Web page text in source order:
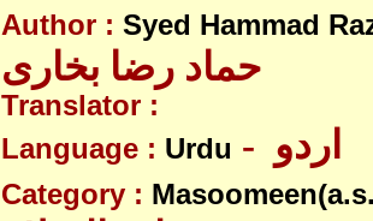
Author : Syed Hammad
حماد رضا بخاری
Translator :
Language : Urdu
Category :